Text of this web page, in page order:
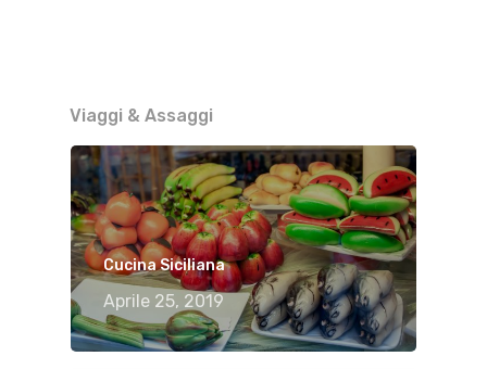
Viaggi & Assaggi
Cucina Siciliana
Aprile 25, 2019